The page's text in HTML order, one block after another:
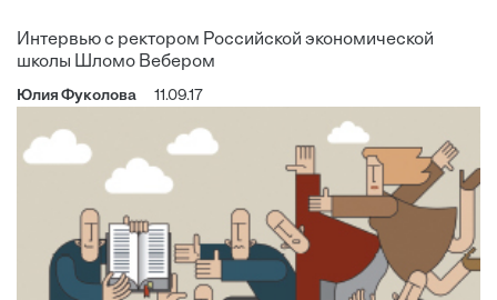
Интервью с ректором Российской экономической
школы Шломо Вебером
Юлия Фуколова 11.09.17